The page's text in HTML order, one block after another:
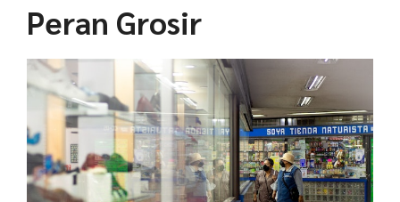
Peran Grosir